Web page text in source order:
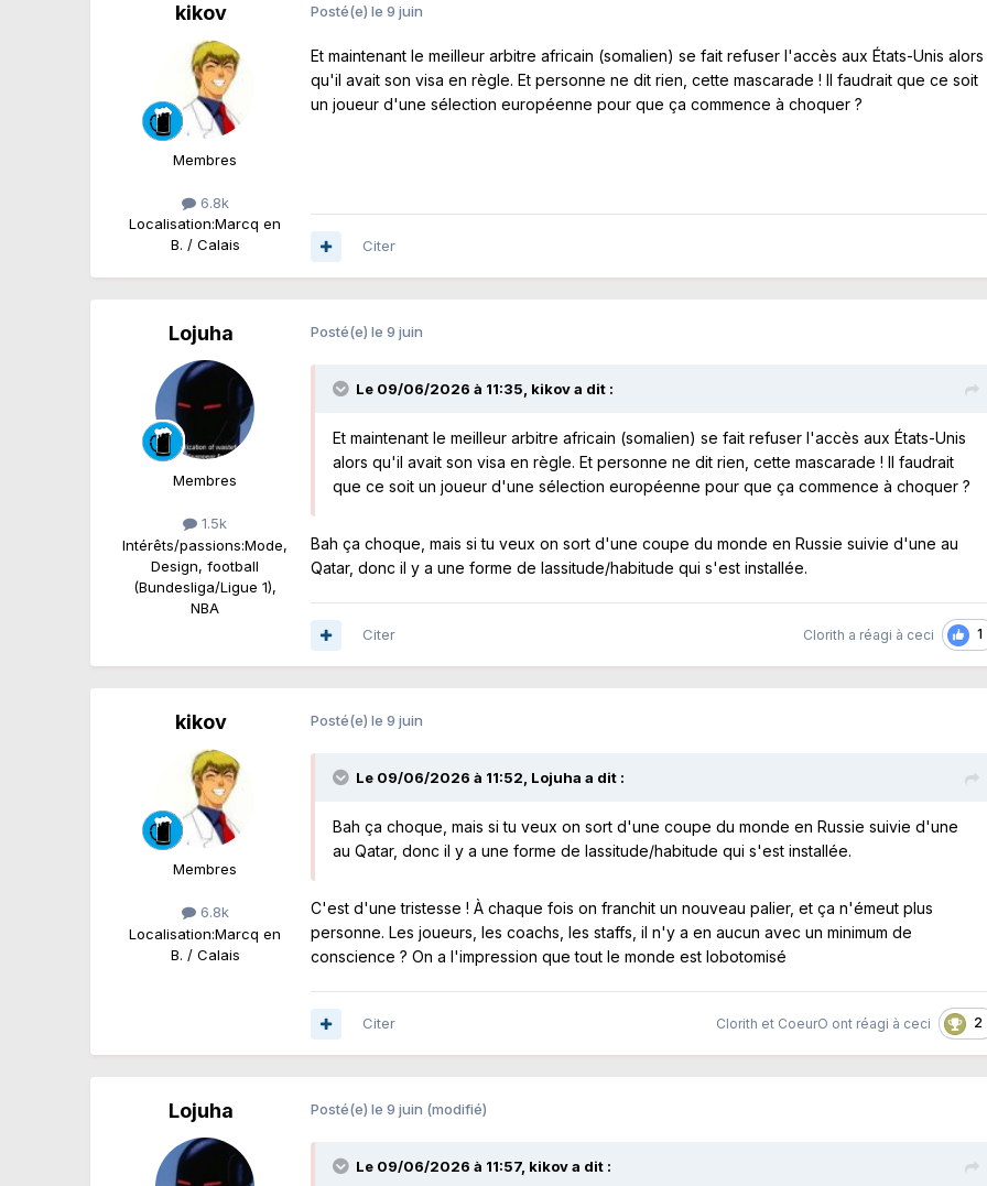
kikov
Membres
6.8k
Localisation:Marcq en
B. / Calais
Posté(e)le 9 juin
Et maintenant le meilleur arbitre africain (somalien) se fait refuser l'accès aux États-Unis alors
qu'il avait son visa en règle. Et personne ne dit rien, cette mascarade ! Il faudrait que ce soit
un joueur d'une sélection européenne pour que ça commence à choquer ?
Citer
Lojuha
Membres
1.5k
Intérêts/passions:Mode,
Design, football
(Bundesliga/Ligue 1),
NBA
Posté(e)le 9 juin
Le 09/06/2026 à 11:35, kikova dit :
Et maintenant le meilleur arbitre africain (somalien) se fait refuser l'accès aux États-Unis
alors qu'il avait son visa en règle. Et personne ne dit rien, cette mascarade ! Il faudrait
que ce soit un joueur d'une sélection européenne pour que ça commence à choquer ?
Bah ça choque, mais si tu veux on sort d'une coupe du monde en Russie suivie d'une au
Qatar, donc il y a une forme de lassitude/habitude qui s'est installée.
Clorith a réagi à ceci 1
Citer
kikov
Membres
6.8k
Localisation:Marcq en
B. / Calais
Posté(e)le 9 juin
Le 09/06/2026 à 11:52, Lojuha a dit :
Bah ça choque, mais si tu veux on sort d'une coupe du monde en Russie suivie d'une
au Qatar, donc il y a une forme de lassitude/habitude qui s'est installée.
C'est d'une tristesse ! À chaque fois on franchit un nouveau palier, et ça n'émeut plus
personne. Les joueurs, les coachs, les staffs, il n'y a en aucun avec un minimum de
conscience ? On a l'impression que tout le monde est lobotomisé
Clorith et CoeurO ont réagi à ceci 2
Citer
Lojuha Posté(e)le 9 juin (modifié)
Le 09/06/2026 à 11:57, kikova dit :